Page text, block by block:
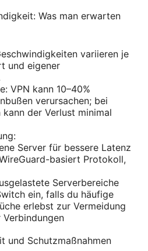
Was man erwarten
variieren je
und eigener
VPN kann 10–40%
verursachen; bei
der Verlust minimal
Server für bessere Latenz
basiert Protokoll,
Serverbereiche
ein, falls du häufige
erlebst zur Vermeidung
Verbindungen
und Schutzmaßnahmen